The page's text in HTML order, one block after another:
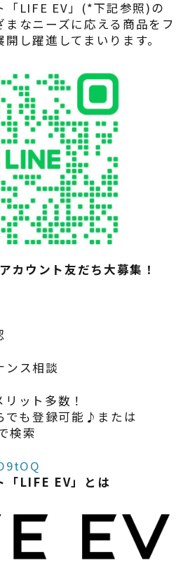
「LIFE EV」(*下記参照)の
なニーズに応える商品をフ
し躍進してまいります。
カウント友だち大募集！
ス相談
ット多数！
も登録可能♪または
検索
「LIFE EV」とは